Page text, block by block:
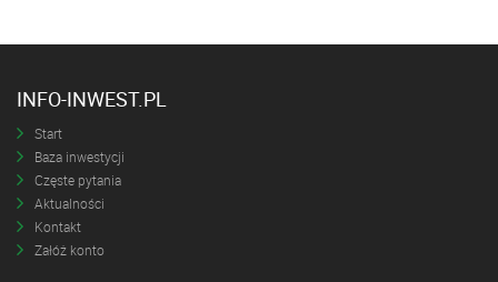
INFO-INWEST.PL
Start
Baza inwestycji
Częste pytania
Aktualności
Kontakt
Załóż konto